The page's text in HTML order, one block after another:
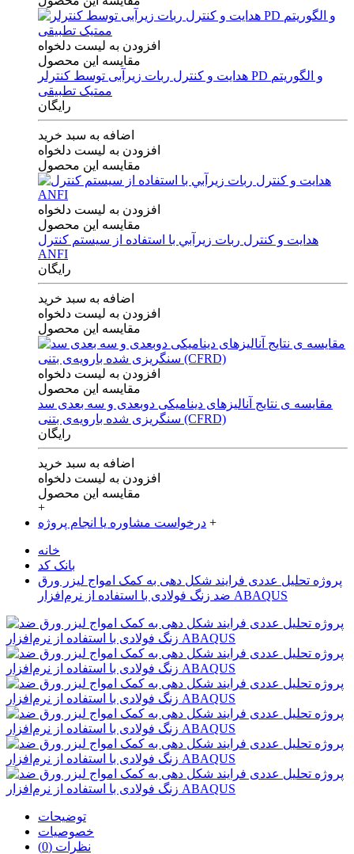
افزودن به لیست دلخواه
مقایسه این محصول
هدایت و کنترل ربات زیرآبی توسط کنترلر PD و الگوریتم
ممتیک تطبیقی
رایگان
اضافه به سبد خرید
افزودن به لیست دلخواه
مقایسه این محصول
افزودن به لیست دلخواه
مقایسه این محصول
هدايت و كنترل ربات زيرآبي با استفاده از سيستم كنترل
ANFI
رایگان
اضافه به سبد خرید
افزودن به لیست دلخواه
مقایسه این محصول
افزودن به لیست دلخواه
مقایسه این محصول
مقایسه ی‌ نتایج آنالیزهای‌ دینامیکی‌ دوبعدی‌ و‌ سه بعدی‌ سد
سنگریزی‌ شده با‌رویه‌ی‌ بتنی‌ (CFRD)
رایگان
اضافه به سبد خرید
افزودن به لیست دلخواه
مقایسه این محصول
+
درخواست مشاوره یا انجام پروژه +
خانه
بانک کد
پروژه تحلیل عددی فرایند شکل دهی به کمک امواج لیزر ورق
ضد زنگ فولادی با استفاده از نرم‌افزار ABAQUS
توضیحات
خصوصیات
نظرات (0)